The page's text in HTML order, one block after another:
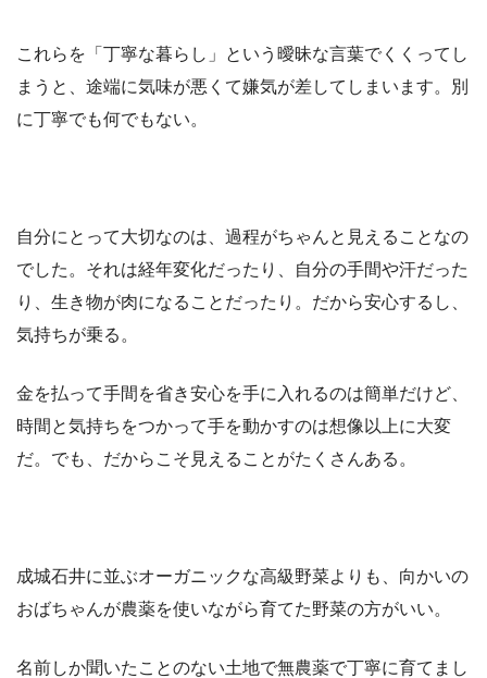
これらを「丁寧な暮らし」という曖昧な言葉でくくってし
まうと、途端に気味が悪くて嫌気が差してしまいます。別
に丁寧でも何でもない。
自分にとって大切なのは、過程がちゃんと見えることなの
でした。 それは経年変化だったり、自分の手間や汗だった
り、生き物が肉になることだったり。だから安心するし、
気持ちが乗る。
金を払って手間を省き安心を手に入れるのは簡単だけど、
時間と気持ちをつかって手を動かすのは想像以上に大変
だ。でも、だからこそ見えることがたくさんある。
成城石井に並ぶオーガニックな高級野菜よりも、向かいの
おばちゃんが農薬を使いながら育てた野菜の方がいい。
名前しか聞いたことのない土地で無農薬で丁寧に育てまし